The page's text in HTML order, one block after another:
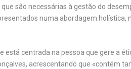
são necessárias à gestão do
numa abordagem holística,
centrada na pessoa que gere a
acrescentando que «contém